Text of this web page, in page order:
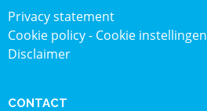
Privacy statement
Cookie policy- Cookie instellingen
Disclaimer
CONTACT